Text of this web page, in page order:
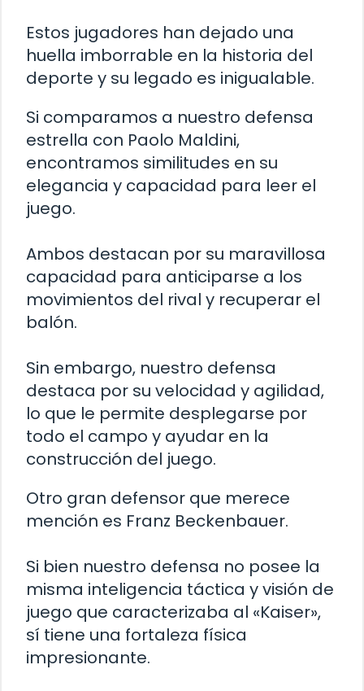
Estos jugadores han dejado una
huella imborrable en la historia del
deporte y su legado es inigualable.
Si comparamos a nuestro defensa
estrella con Paolo Maldini,
encontramos similitudes en su
elegancia y capacidad para leer el
juego.
Ambos destacan por su maravillosa
capacidad para anticiparse a los
movimientos del rival y recuperar el
balón.
Sin embargo, nuestro defensa
destaca por su velocidad y agilidad,
lo que le permite desplegarse por
todo el campo y ayudar en la
construcción del juego.
Otro gran defensor que merece
mención es Franz Beckenbauer.
Si bien nuestro defensa no posee la
misma inteligencia táctica y visión de
juego que caracterizaba al «Kaiser»,
sí tiene una fortaleza física
impresionante.